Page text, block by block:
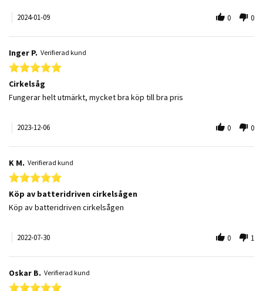
2024-01-09 0 0
Inger P. Verifierad kund
5.0 star rating
Cirkelsåg
Review by Inger P. on 6 Dec 2023
review stating Cirkelsåg
Fungerar helt utmärkt, mycket bra köp till bra pris
2023-12-06 0 0
K M. Verifierad kund
5.0 star rating
Köp av batteridriven cirkelsågen
Review by K M. on 30 Jul 2022
review stating Köp av batteridriven cirkelsågen
Köp av batteridriven cirkelsågen
2022-07-30 0 1
Oskar B. Verifierad kund
5.0 star rating